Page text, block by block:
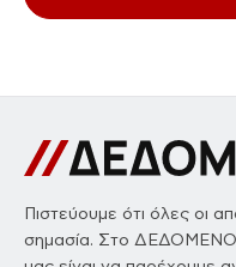
Πιστεύουμε ότι όλες οι
σημασία. Στο